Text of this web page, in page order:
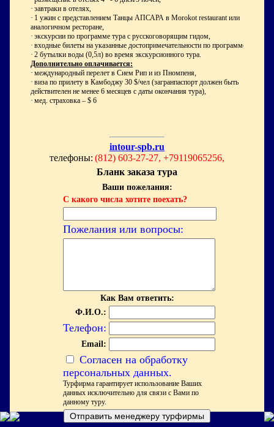
· завтраки в отелях,
· 1 ужин с представлением Танцы АПСАРА в Morokot restaurant или
аналогичном ресторане,
· экскурсии по программе тура с русскоговорящим гидом,
· входные билеты на указанные достопримечательности по программе,
· 2 бутылки воды (0,5л) во время экскурсионного тура.
Дополнительно оплачивается:
· международный перелет в Сием Рип и из Пномпеня,
· виза по прилету в Камбоджу 30 $/чел (загранпаспорт должен быть
действителен не менее 6 месяцев с даты окончания тура),
· мед. страховка – $ 6
intour-spb.ru
телефоны: (812) 603-27-27, +79119065256,
Бланк заказа тура
Ваши пожелания:
С какого числа хотите поехать?
Пожелания или вопросы:
Как Вам ответить:
Ф.И.О.:
Телефон:
Email:
Согласен на обработку
персональных данных.
Турфирма гарантирует использование Ваших
данных исключительно для связи с Вами по
данному туру.